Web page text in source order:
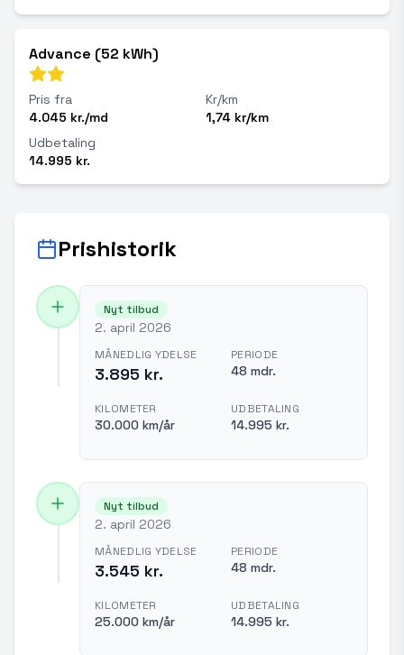
Advance (52 kWh)
Pris fra
4.045 kr./md
Kr/km
1,74 kr/km
Udbetaling
14.995 kr.
Prishistorik
Nyt tilbud
2. april 2026
MÅNEDLIG YDELSE
3.895 kr.
PERIODE
48 mdr.
KILOMETER
30.000 km/år
UDBETALING
14.995 kr.
Nyt tilbud
2. april 2026
MÅNEDLIG YDELSE
3.545 kr.
PERIODE
48 mdr.
KILOMETER
25.000 km/år
UDBETALING
14.995 kr.